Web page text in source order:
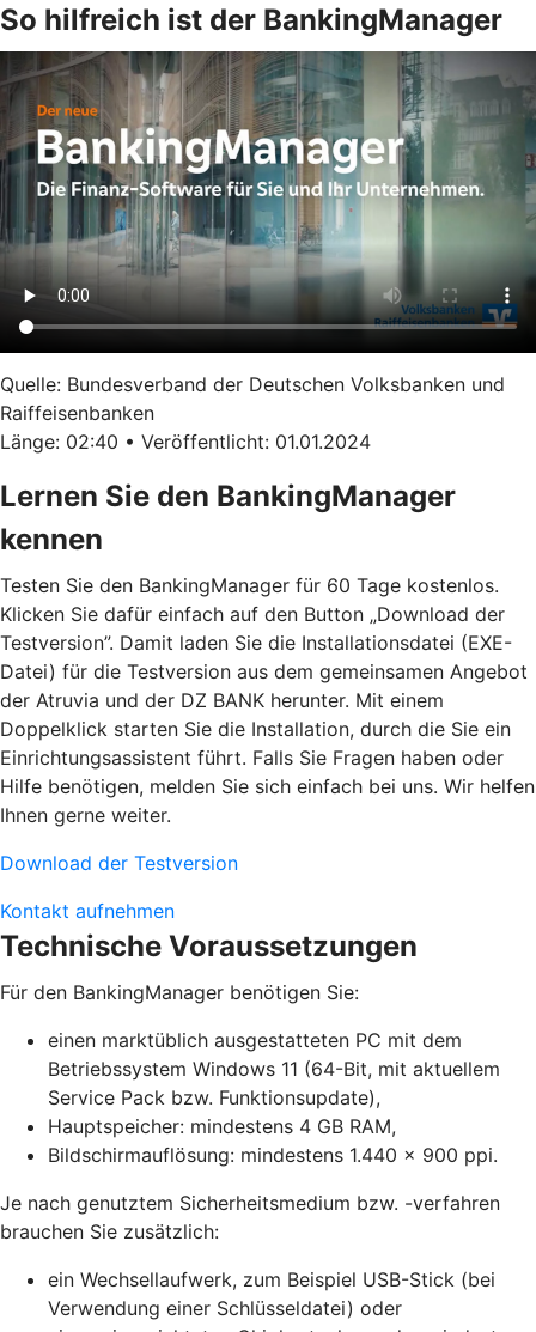
So hilfreich ist der BankingManager
Quelle: Bundesverband der Deutschen Volksbanken und
Raiffeisenbanken
Länge: 02:40 • Veröffentlicht: 01.01.2024
Lernen Sie den BankingManager
kennen
Testen Sie den BankingManager für 60 Tage kostenlos.
Klicken Sie dafür einfach auf den Button „Download der
Testversion”. Damit laden Sie die Installationsdatei (EXE-
Datei) für die Testversion aus dem gemeinsamen Angebot
der Atruvia und der DZ BANK herunter. Mit einem
Doppelklick starten Sie die Installation, durch die Sie ein
Einrichtungsassistent führt. Falls Sie Fragen haben oder
Hilfe benötigen, melden Sie sich einfach bei uns. Wir helfen
Ihnen gerne weiter.
Download der Testversion
Kontakt aufnehmen
Technische Voraussetzungen
Für den BankingManager benötigen Sie:
einen marktüblich ausgestatteten PC mit dem
Betriebssystem Windows 11 (64-Bit, mit aktuellem
Service Pack bzw. Funktionsupdate),
Hauptspeicher: mindestens 4 GB RAM,
Bildschirmauflösung: mindestens 1.440 x 900 ppi.
Je nach genutztem Sicherheitsmedium bzw. -verfahren
brauchen Sie zusätzlich:
ein Wechsellaufwerk, zum Beispiel USB-Stick (bei
Verwendung einer Schlüsseldatei) oder